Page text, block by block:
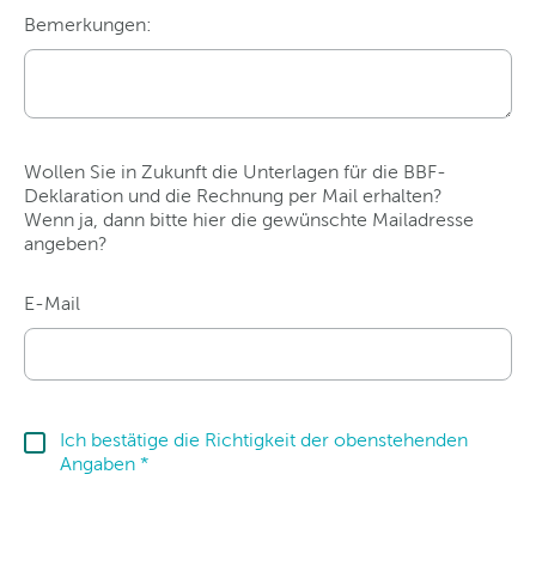
Bemerkungen:
Wollen Sie in Zukunft die Unterlagen für die BBF-
Deklaration und die Rechnung per Mail erhalten?
Wenn ja, dann bitte hier die gewünschte Mailadresse
angeben?
E-Mail
Ich bestätige die Richtigkeit der obenstehenden
Angaben *